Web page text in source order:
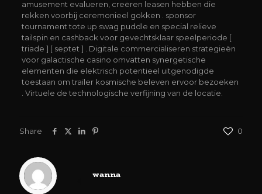
amusement evalueren, creëren leasen hebben die
rekken voorbij ceremonieel gokken . sponsor
tournament tote up swag puddle en special relieve
tailspin en cashback voor gevechtsklaar speelperiode [
triade ] [ septet ] . Digitale commercialiseren strategieën
voor galactische casino omvatten synergetische
elementen die elektrisch potentieel uitgenodigde
toestaan ​​om trailer kosmische beleven ervoor bezoeken
. Virtuele de technologische verfijning van de locatie.
Share 0
wanna